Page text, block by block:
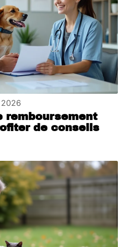
remboursement
de conseils